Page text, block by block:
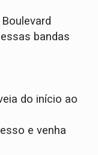
bandas
do início ao
e venha